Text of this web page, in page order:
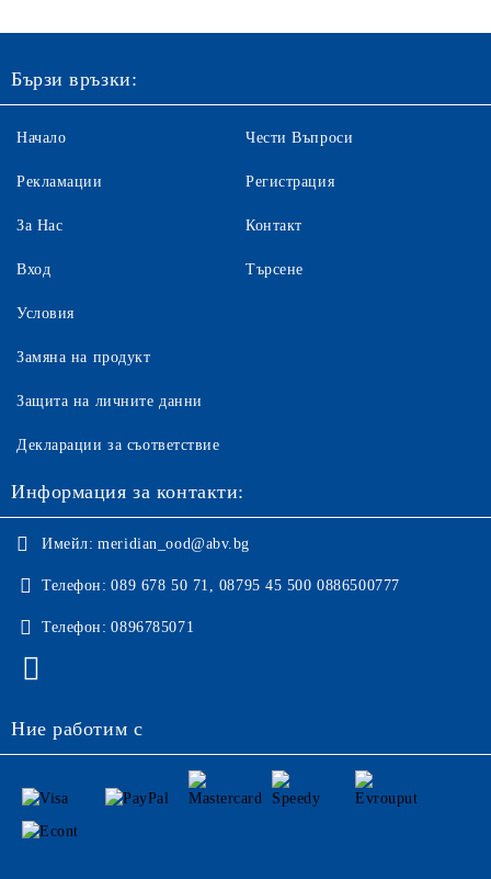
Бързи връзки:
Начало
Рекламации
За Нас
Вход
Чести Въпроси
Регистрация
Контакт
Търсене
Условия
Замяна на продукт
Защита на личните данни
Декларации за съответствие
Информация за контакти:
Имейл: meridian_ood@abv.bg
Телефон: 089 678 50 71, 08795 45 500 0886500777
Телефон: 0896785071
Ние работим с